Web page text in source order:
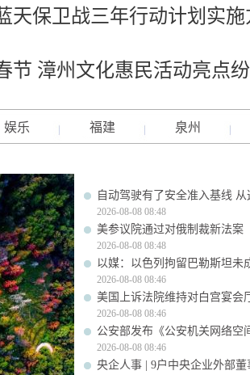
天保卫战三年行动计划实
节 漳州文化惠民活动亮点
娱乐 福建 泉州
自动驾驶有了安全准入基线
2026-08-08 08:48
美参议院通过对俄制裁新法案
2026-08-08 08:48
以媒：以色列拘留巴勒斯坦未
2026-08-08 08:46
美国上诉法院维持对白宫宴会
2026-08-08 08:46
公安部发布《公安机关网络空
2026-08-08 08:46
央企人事 | 9户中央企业外部